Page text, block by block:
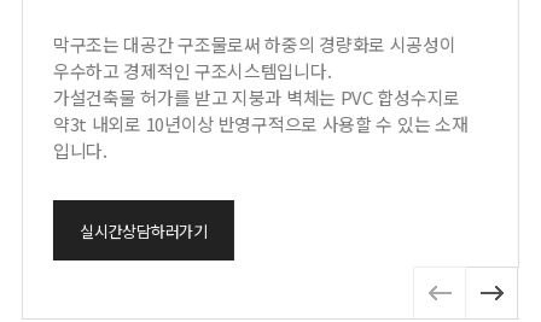
막구조는 대공간 구조물로써 하중의 경량화로 시공성이
우수하고 경제적인 구조시스템입니다.
가설건축물 허가를 받고 지붕과 벽체는 PVC 합성수지로
약3t 내외로 10년이상 반영구적으로 사용할 수 있는 소재
입니다.
실시간상담하러가기